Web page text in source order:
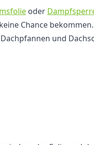
oder
Chance
und